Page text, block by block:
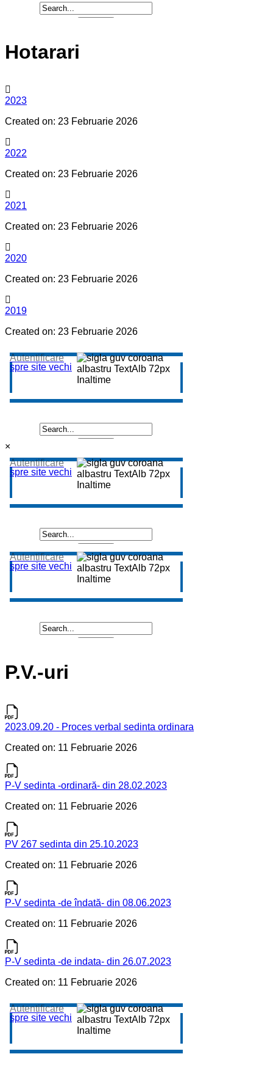
Hotarari
2023
Created on: 23 Februarie 2026
2022
Created on: 23 Februarie 2026
2021
Created on: 23 Februarie 2026
2020
Created on: 23 Februarie 2026
2019
Created on: 23 Februarie 2026
×
P.V.-uri
2023.09.20 - Proces verbal sedinta ordinara
Created on: 11 Februarie 2026
P-V sedinta -ordinară- din 28.02.2023
Created on: 11 Februarie 2026
PV 267 sedinta din 25.10.2023
Created on: 11 Februarie 2026
P-V sedinta -de îndată- din 08.06.2023
Created on: 11 Februarie 2026
P-V sedinta -de indata- din 26.07.2023
Created on: 11 Februarie 2026